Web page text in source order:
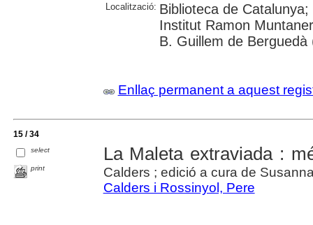
Localització: Biblioteca de
Institut Ramon
B. Guillem de Berguedà
Enllaç permanent a aquest
15 / 34
select
print
La Maleta extraviada :
Calders ; edició a cura de
Calders i Rossinyol, Pere